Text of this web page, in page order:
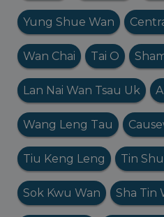
Yung Shue Wan
Wan Chai Tai O
Lan Nai Wan Tsau Uk
Wang Leng Tau
Tiu Keng Leng Tin
Sok Kwu Wan Sha Tin